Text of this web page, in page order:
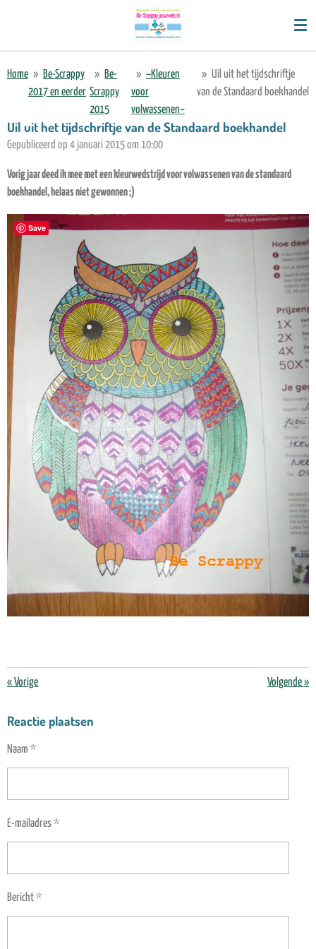
de
hoofdinhoud
Home » Be-Scrappy
2017 en eerder
» Be-
Scrappy
2015
» ~Kleuren
voor
volwassenen~
» Uil uit het tijdschriftje
van de Standaard boekhandel
Uil uit het tijdschriftje van de Standaard boekhandel
Gepubliceerd op 4 januari 2015 om 10:00
Vorig jaar deed ik mee met een kleurwedstrijd voor volwassenen van de standaard
boekhandel, helaas niet gewonnen ;)
«Vorige Volgende»
Reactie plaatsen
Naam *
E-mailadres *
Bericht *
Save